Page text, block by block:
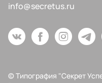
info@secretus.ru
© Типография "Секрет